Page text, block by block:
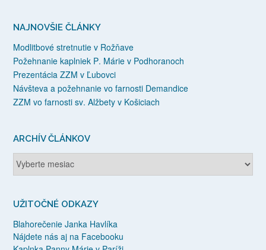
NAJNOVŠIE ČLÁNKY
Modlitbové stretnutie v Rožňave
Požehnanie kaplniek P. Márie v Podhoranoch
Prezentácia ZZM v Ľubovci
Návšteva a požehnanie vo farnosti Demandice
ZZM vo farnosti sv. Alžbety v Košiciach
ARCHÍV ČLÁNKOV
Archív
článkov
UŽITOČNÉ ODKAZY
Blahorečenie Janka Havlíka
Nájdete nás aj na Facebooku